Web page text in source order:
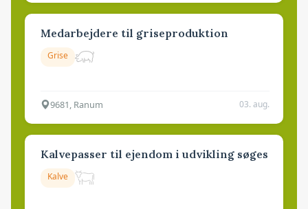
Medarbejdere til griseproduktion
Grise
9681, Ranum 03. aug.
Kalvepasser til ejendom i udvikling søges
Kalve